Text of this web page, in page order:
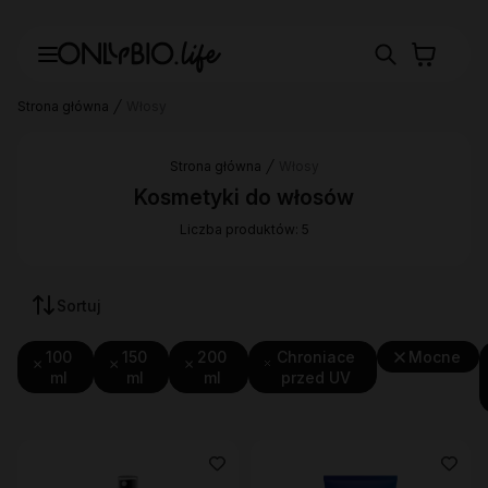
Strona główna
Strona główna
Kosmetyki do włosów
Liczba produktów: 5
Sortuj
100
ml
150
ml
200
ml
Chroniace
przed UV
Mocne